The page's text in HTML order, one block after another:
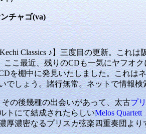
チャゴ(va)
Classics ♪】三度目の更新。これは
ここ最近、残りのCDも一気にヤフオ
を棚中に発見いたしました。これは
でしょう。諸行無常。ネットで情報
の後幾種の出会いがあって、太古プ
トにて結成されたらしいMelos
厚濃密なるプリスカ弦楽四重奏団よ